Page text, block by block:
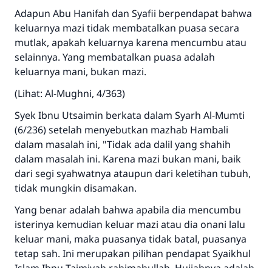
Adapun Abu Hanifah dan Syafii berpendapat bahwa
keluarnya mazi tidak membatalkan puasa secara
mutlak, apakah keluarnya karena mencumbu atau
selainnya. Yang membatalkan puasa adalah
keluarnya mani, bukan mazi.
(Lihat: Al-Mughni, 4/363)
Syek Ibnu Utsaimin berkata dalam Syarh Al-Mumti
(6/236) setelah menyebutkan mazhab Hambali
dalam masalah ini, "Tidak ada dalil yang shahih
dalam masalah ini. Karena mazi bukan mani, baik
dari segi syahwatnya ataupun dari keletihan tubuh,
tidak mungkin disamakan.
Yang benar adalah bahwa apabila dia mencumbu
isterinya kemudian keluar mazi atau dia onani lalu
keluar mani, maka puasanya tidak batal, puasanya
tetap sah. Ini merupakan pilihan pendapat Syaikhul